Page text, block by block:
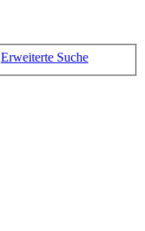
Erweiterte Suche